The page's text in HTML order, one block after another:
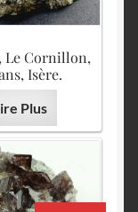
Le Cornillon,
Isère.
Plus